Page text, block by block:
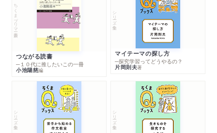
ちくまプリマー新書
つながる読書
─１０代に推したいこの一冊
小池陽慈編
シリーズ・全集
マイテーマの探し方
─探究学習ってどうやるの？
片岡則夫著
シリーズ・全集 シリーズ・全集